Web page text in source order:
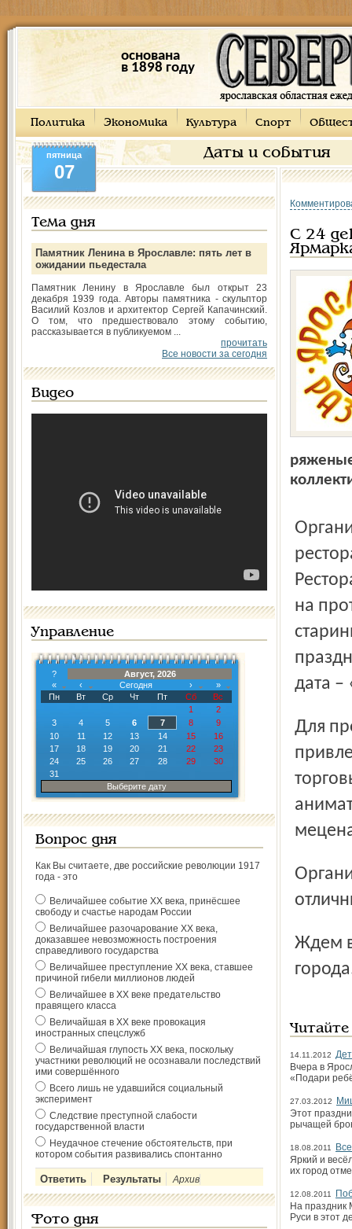
основана
в 1898 году
Политика Экономика Культура Спорт
Даты и события
пятница
07
Тема дня
Памятник Ленина в Ярославле: пять лет в
ожидании пьедестала
Памятник Ленину в Ярославле был открыт 23
декабря 1939 года. Авторы памятника - скульптор
Василий Козлов и архитектор Сергей Капачинский.
О том, что предшествовало этому событию,
рассказывается в публикуемом ...
прочитать
Все новости за сегодня
Видео
Управление
?
Август, 2026
«
‹ Сегодня ›
»
Пн
Вт Ср Чт Пт Сб
Вс
1
2
3
4 5 6 7 8
9
10
11 12 13 14 15
16
17
18 19 20 21 22
23
24
25 26 27 28 29
30
31
Выберите дату
Вопрос дня
Как Вы считаете, две российские революции 1917
года - это
Величайшее событие ХХ века, принёсшее
свободу и счастье народам России
Величайшее разочарование ХХ века,
доказавшее невозможность построения
справедливого государства
Величайшее преступление ХХ века, ставшее
причиной гибели миллионов людей
Величайшее в ХХ веке предательство
правящего класса
Величайшая в ХХ веке провокация
иностранных спецслужб
Величайшая глупость ХХ века, поскольку
участники революций не осознавали последствий
ими совершённого
Всего лишь не удавшийся социальный
эксперимент
Следствие преступной слабости
государственной власти
Неудачное стечение обстоятельств, при
котором события развивались спонтанно
Архив
Фото дня
С 24
Организатором «Ярославского Разгуляя» является
на
дата –
Для проведения «Ярославского Разгуляя» будет
Организаторы уверены, что «Ярославский Разгуляй» будет
Ждем всех Ярославцев и гостей нашего тысячелетнего
14.11.2012
Вчера в
«Подари
27.03.2012
Этот
рычащей
18.08.2011
Яркий и
их город
12.08.2011
На праздник
Руси в этот